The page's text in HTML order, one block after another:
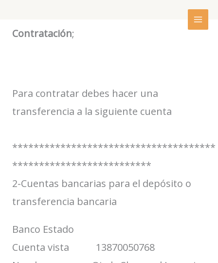
contentContratación;
Para contratar debes hacer una
transferencia a la siguiente cuenta
**************************************
**************************
2-Cuentas bancarias para el depósito o
transferencia bancaria
Banco Estado
Cuenta vista 13870050768